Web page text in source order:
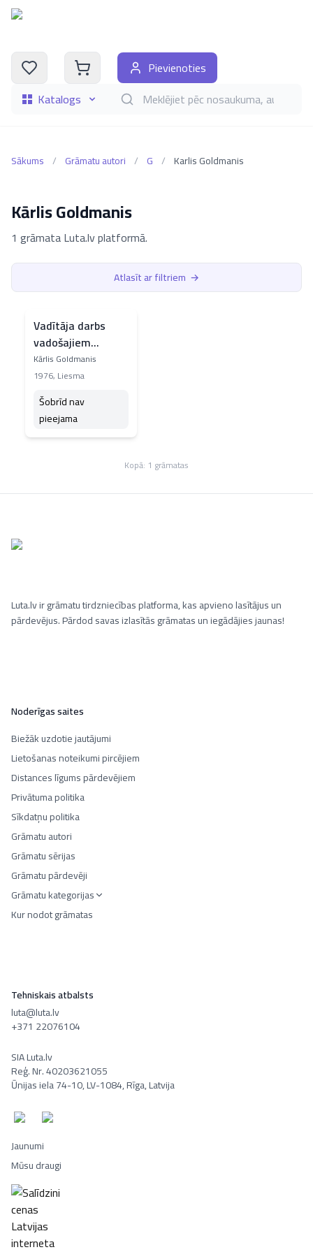
Katalogs Meklēt grāmatas pēc nosaukuma, autora,
Pievienoties
Sākums / Grāmatu autori / G / Karlis Goldmanis
Kārlis Goldmanis
1 grāmata Luta.lv platformā.
Atlasīt ar filtriem →
Vadītāja darbs
vadošajiem
lauksaimniecības
darbiniekiem
Kārlis Goldmanis
1976, Liesma
Šobrīd nav
pieejama
Kopā: 1 grāmatas
Luta.lv ir grāmatu tirdzniecības platforma, kas apvieno lasītājus un
pārdevējus. Pārdod savas izlasītās grāmatas un iegādājies jaunas!
Noderīgas saites
Biežāk uzdotie jautājumi
Lietošanas noteikumi pircējiem
Distances līgums pārdevējiem
Privātuma politika
Sīkdatņu politika
Grāmatu autori
Grāmatu sērijas
Grāmatu pārdevēji
Grāmatu kategorijas
Kur nodot grāmatas
Tehniskais atbalsts
luta@luta.lv
+371 22076104
SIA Luta.lv
Reģ. Nr. 40203621055
Ūnijas iela 74-10, LV-1084, Rīga, Latvija
Jaunumi
Mūsu draugi